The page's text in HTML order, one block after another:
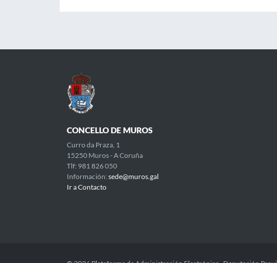
CONCELLO DE MUROS
Curro da Praza, 1
15250 Muros - A Coruña
Tlf: 981 826 050
Información: sede@muros.gal
Ir a Contacto